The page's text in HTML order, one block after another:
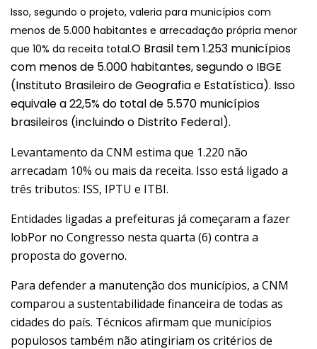
Isso, segundo o projeto, valeria para municípios com
menos de 5.000 habitantes e arrecadação própria menor
que 10% da receita total.O Brasil tem 1.253 municípios
com menos de 5.000 habitantes, segundo o IBGE
(Instituto Brasileiro de Geografia e Estatística). Isso
equivale a 22,5% do total de 5.570 municípios
brasileiros (incluindo o Distrito Federal).
Levantamento da CNM estima que 1.220 não
arrecadam 10% ou mais da receita. Isso está ligado a
três tributos: ISS, IPTU e ITBI.
Entidades ligadas a prefeituras já começaram a fazer
lobPor no Congresso nesta quarta (6) contra a
proposta do governo.
Para defender a manutenção dos municípios, a CNM
comparou a sustentabilidade financeira de todas as
cidades do país. Técnicos afirmam que municípios
populosos também não atingiriam os critérios de